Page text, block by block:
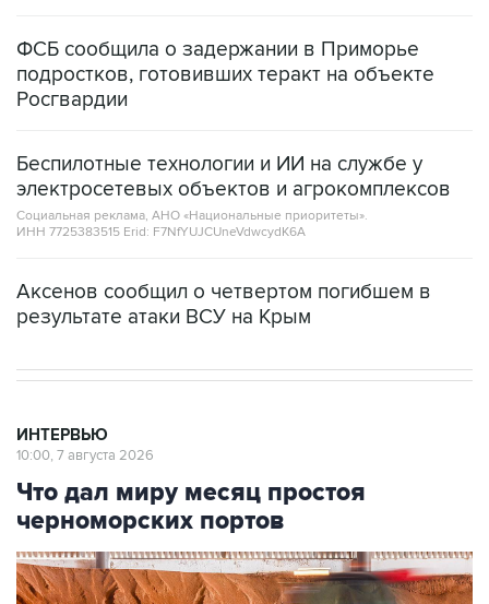
ФСБ сообщила о задержании в Приморье
подростков, готовивших теракт на объекте
Росгвардии
Беспилотные технологии и ИИ на службе у
электросетевых объектов и агрокомплексов
Социальная реклама, АНО «Национальные приоритеты».
ИНН 7725383515 Erid: F7NfYUJCUneVdwcydK6A
Аксенов сообщил о четвертом погибшем в
результате атаки ВСУ на Крым
ИНТЕРВЬЮ
10:00, 7 августа 2026
Что дал миру месяц простоя
черноморских портов